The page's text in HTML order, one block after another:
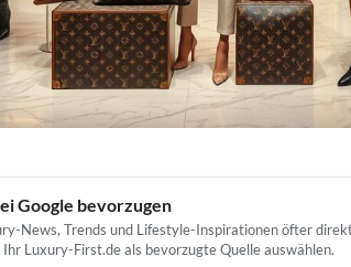
Google bevorzugen
News, Trends und Lifestyle-Inspirationen öfter
Luxury-First.de als bevorzugte Quelle auswählen.